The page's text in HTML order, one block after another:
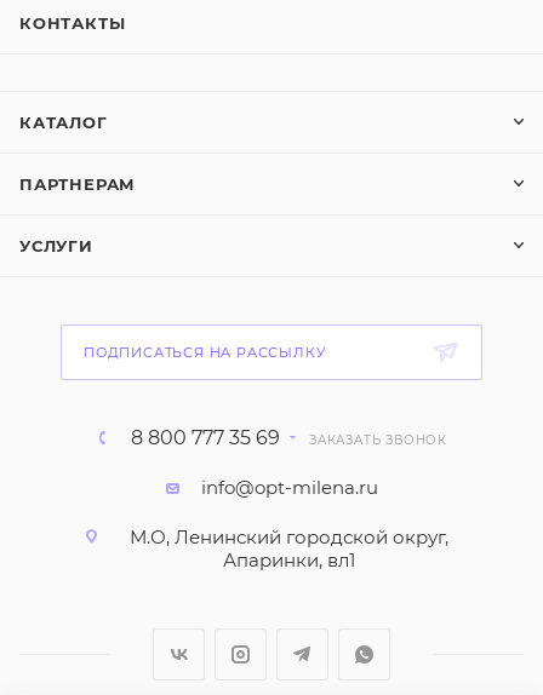
КОНТАКТЫ
КАТАЛОГ
ПАРТНЕРАМ
УСЛУГИ
ПОДПИСАТЬСЯ НА РАССЫЛКУ
8 800 777 35 69 ЗАКАЗАТЬ ЗВОНОК
info@opt-milena.ru
М.О, Ленинский городской округ,
Апаринки, вл1